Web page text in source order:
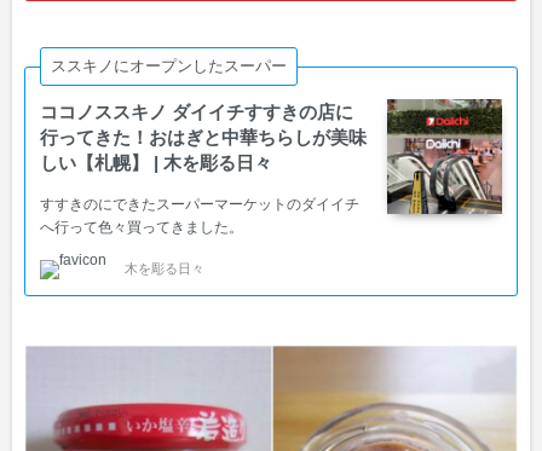
ススキノにオープンしたスーパー
ココノススキノ ダイイチすすきの店に
行ってきた！おはぎと中華ちらしが美味
しい【札幌】 | 木を彫る日々
すすきのにできたスーパーマーケットのダイイチ
へ行って色々買ってきました。
木を彫る日々